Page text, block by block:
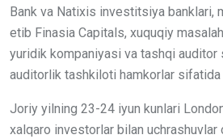
Bank va Natixis investitsiya banklari,
etib Finasia Capitals, xuquqiy
yuridik kompaniyasi va tashqi auditor
auditorlik tashkiloti hamkorlar sifatida
Joriy yilning 23-24 iyun kunlari
xalqaro investorlar bilan uchrashuvlar